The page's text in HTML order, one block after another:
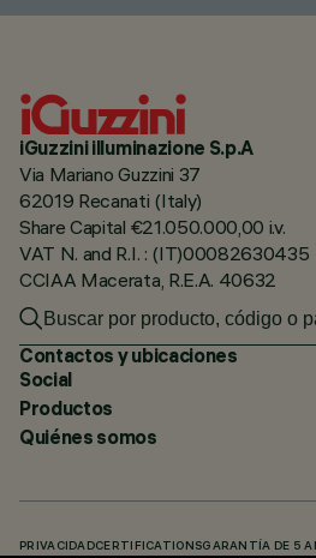
iGuzzini illuminazione S.p.A
Via Mariano Guzzini 37
62019 Recanati (Italy)
Share Capital €21.050.000,00 i.v.
VAT N. and R.I. : (IT)00082630435
CCIAA Macerata, R.E.A. 40632
Contactos y ubicaciones
Social
Productos
Quiénes somos
PRIVACIDADCERTIFICATIONSGARANTÍA DE 5